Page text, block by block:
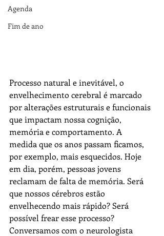
Agenda
Fim de ano
Processo natural e inevitável, o
envelhecimento cerebral é marcado
por alterações estruturais e funcionais
que impactam nossa cognição,
memória e comportamento. A
medida que os anos passam ficamos,
por exemplo, mais esquecidos. Hoje
em dia, porém, pessoas jovens
reclamam de falta de memória. Será
que nossos cérebros estão
envelhecendo mais rápido? Será
possível frear esse processo?
Conversamos com o neurologista